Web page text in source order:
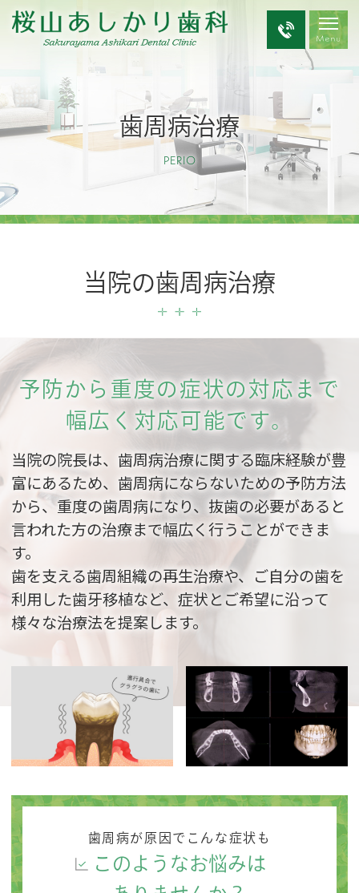
歯周病治療
PERIO
当院の歯周病治療
予防から重度の症状の対応まで
幅広く対応可能です。
当院の院長は、歯周病治療に関する臨床経験が豊
富にあるため、歯周病にならないための予防方法
から、重度の歯周病になり、抜歯の必要があると
言われた方の治療まで幅広く行うことができま
す。
歯を支える歯周組織の再生治療や、ご自分の歯を
利用した歯牙移植など、症状とご希望に沿って
様々な治療法を提案します。
歯周病が原因でこんな症状も
このようなお悩みは